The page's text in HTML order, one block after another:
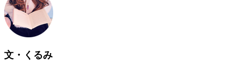
文・くるみ